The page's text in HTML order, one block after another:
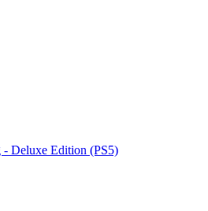
Deluxe Edition (PS5)